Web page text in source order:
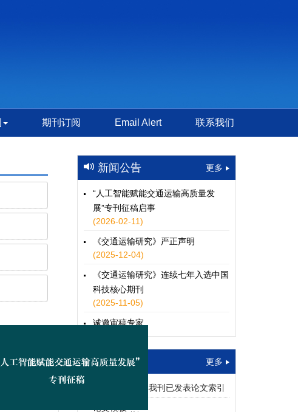
期刊订阅 Email Alert 联系我们
上一期
新闻公告 更多
“人工智能赋能交通运输高质量发
展”专刊征稿启事
(2026-02-11)
《交通运输研究》严正声明
(2025-12-04)
《交通运输研究》连续七年入选中国
科技核心期刊
(2025-11-05)
诚邀审稿专家
下载中心 更多
2015—2023年我刊已发表论文索引